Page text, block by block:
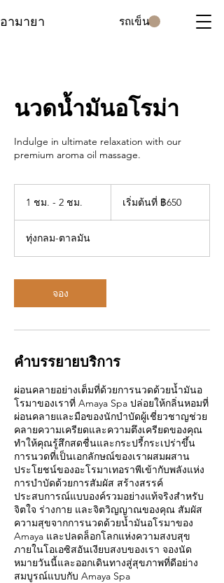
รถเข็น
อามายา
นวดน้ำมันอโรม่า
Indulge in ultimate relaxation with our
premium aroma oil massage.
1 ชม. - 2 ชม.
-
2
ม
650
เริ่มต้นที่ ฿650
ทุ่งกลม-ตาลมัน
จอง
คำบรรยายบริการ
ผ่อนคลายอย่างเต็มที่ด้วยการนวดด้วยน้ำมันอ
โรมาของเราที่ Amaya Spa ปล่อยให้กลิ่นหอมที่
ผ่อนคลายและมือของนักบำบัดผู้เชี่ยวชาญช่วย
คลายความเครียดและความตึงเครียดของคุณ
ทำให้คุณรู้สึกสดชื่นและกระปรี้กระเปร่าขึ้น
การนวดที่เป็นเอกลักษณ์ของเราผสมผสาน
ประโยชน์ของอะโรมาเทอราพีเข้ากับพลังแห่ง
การบำบัดด้วยการสัมผัส สร้างสรรค์
ประสบการณ์แบบองค์รวมอย่างแท้จริงสำหรับ
จิตใจ ร่างกาย และจิตวิญญาณของคุณ สัมผัส
ความสุขจากการนวดด้วยน้ำมันอโรมาของ
Amaya และปลดล็อกโลกแห่งความสงบสุข
ภายในโอเอซิสอันเงียบสงบของเรา จองนัด
หมายวันนี้และออกเดินทางสู่สุขภาพที่ดีอย่าง
สมบูรณ์แบบกับ Amaya Spa